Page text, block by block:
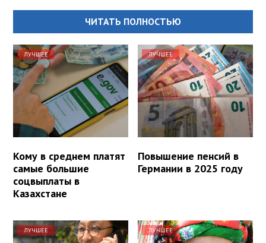
ЧИТАТЬ ПОЛНОСТЬЮ
ЛУЧШЕЕ
Кому в среднем платят
самые большие
соцвыплаты в
Казахстане
ЛУЧШЕЕ
Повышение пенсий в
Германии в 2025 году
ЛУЧШЕЕ ЛУЧШЕЕ